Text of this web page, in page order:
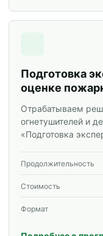
Подготовка
оценке
Отрабатываем
огнетушителей и
«Подготовка
групп.
Продолжительность
Стоимость
Формат